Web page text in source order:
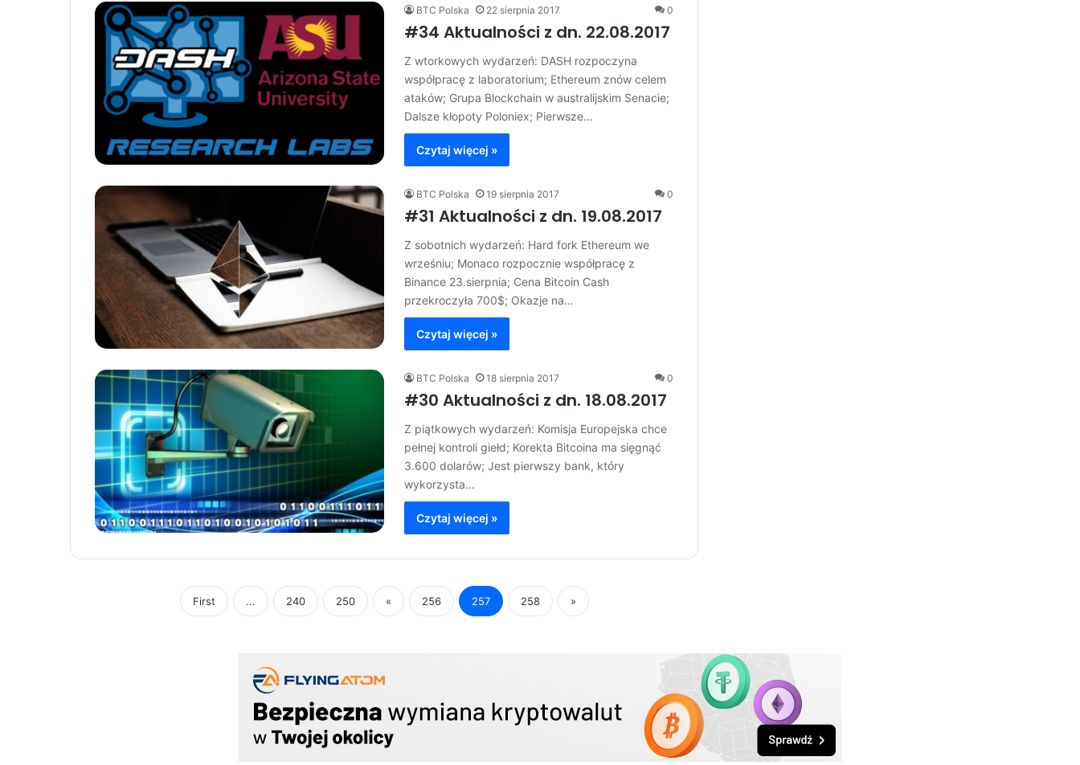
BTC Polska 22 sierpnia 2017 0
#34 Aktualności z dn. 22.08.2017
Z wtorkowych wydarzeń: DASH rozpoczyna
współpracę z laboratorium; Ethereum znów celem
ataków; Grupa Blockchain w australijskim Senacie;
Dalsze kłopoty Poloniex; Pierwsze…
Czytaj więcej »
BTC Polska 19 sierpnia 2017 0
#31 Aktualności z dn. 19.08.2017
Z sobotnich wydarzeń: Hard fork Ethereum we
wrześniu; Monaco rozpocznie współpracę z
Binance 23.sierpnia; Cena Bitcoin Cash
przekroczyła 700$; Okazje na…
Czytaj więcej »
BTC Polska 18 sierpnia 2017 0
#30 Aktualności z dn. 18.08.2017
Z piątkowych wydarzeń: Komisja Europejska chce
pełnej kontroli giełd; Korekta Bitcoina ma sięgnąć
3.600 dolarów; Jest pierwszy bank, który
wykorzysta…
Czytaj więcej »
First ... 240 250 « 256 257 258 »